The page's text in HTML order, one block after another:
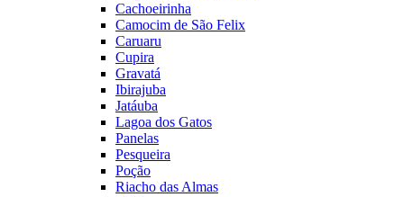
Cachoeirinha
Camocim de São Felix
Caruaru
Cupira
Gravatá
Ibirajuba
Jatáuba
Lagoa dos Gatos
Panelas
Pesqueira
Poção
Riacho das Almas